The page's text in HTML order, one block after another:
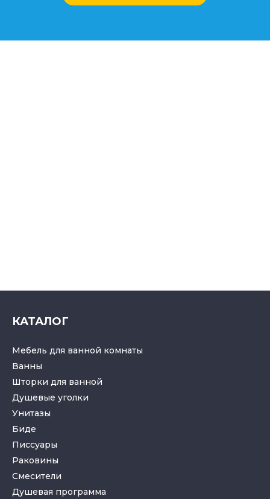
КАТАЛОГ
Мебель для ванной комнаты
Ванны
Шторки для ванной
Душевые уголки
Унитазы
Биде
Писсуары
Раковины
Смесители
Душевая программа